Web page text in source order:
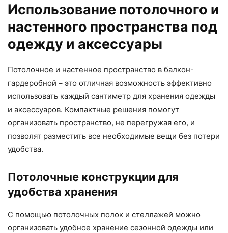
Использование потолочного и
настенного пространства под
одежду и аксессуары
Потолочное и настенное пространство в балкон-
гардеробной – это отличная возможность эффективно
использовать каждый сантиметр для хранения одежды
и аксессуаров. Компактные решения помогут
организовать пространство, не перегружая его, и
позволят разместить все необходимые вещи без потери
удобства.
Потолочные конструкции для
удобства хранения
С помощью потолочных полок и стеллажей можно
организовать удобное хранение сезонной одежды или